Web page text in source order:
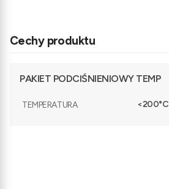
Cechy produktu
PAKIET PODCIŚNIENIOWY TEMP
TEMPERATURA <200°C